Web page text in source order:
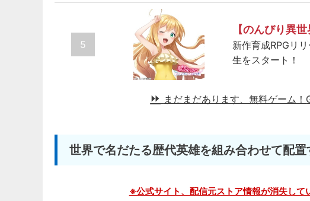
5
【のんびり異世
新作育成RPGリ
生をスタート！
まだまだあります、無料ゲーム！
世界で名だたる歴代英雄を組み合わせて配置
※公式サイト、配信元ストア情報が消失し